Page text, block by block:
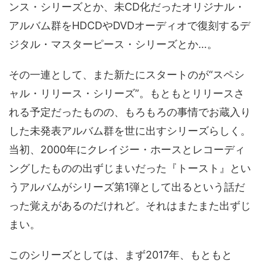
ンス・シリーズとか、未CD化だったオリジナル・
アルバム群をHDCDやDVDオーディオで復刻するデ
ジタル・マスターピース・シリーズとか…。
その一連として、また新たにスタートのが“スペシ
ャル・リリース・シリーズ”。もともとリリースさ
れる予定だったものの、もろもろの事情でお蔵入り
した未発表アルバム群を世に出すシリーズらしく。
当初、2000年にクレイジー・ホースとレコーディ
ングしたものの出ずじまいだった『トースト』とい
うアルバムがシリーズ第1弾として出るという話だ
った覚えがあるのだけれど。それはまたまた出ずじ
まい。
このシリーズとしては、まず2017年、もともと